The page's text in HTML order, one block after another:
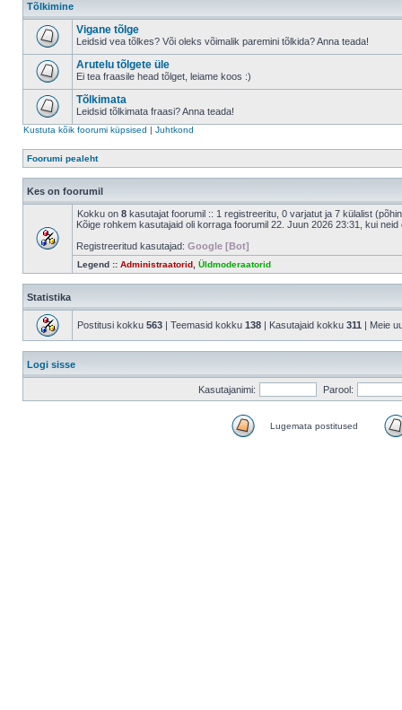
Tõlkimine
Vigane tõlge
Leidsid vea tõlkes? Või oleks võimalik paremini tõlkida? Anna teada!
Arutelu tõlgete üle
Ei tea fraasile head tõlget, leiame koos :)
Tõlkimata
Leidsid tõlkimata fraasi? Anna teada!
Kustuta kõik foorumi küpsised | Juhtkond
Foorumi pealeht
Kes on foorumil
Kokku on 8 kasutajat foorumil :: 1 registreeritu, 0 varjatut ja 7 külalist
Kõige rohkem kasutajaid oli korraga foorumil 22. Juun 2026 23:31, kui neid
Registreeritud kasutajad: Google [Bot]
Legend :: Administraatorid Üldmoderaatorid
Statistika
Postitusi kokku 563 | Teemasid kokku 138 | Kasutajaid kokku 311 | Meie
Logi sisse
Kasutajanimi: Parool:
Lugemata postitused